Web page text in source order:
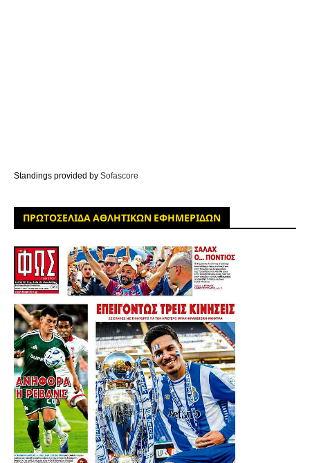
Standings provided by Sofascore
ΠΡΩΤΟΣΕΛΙΔΑ ΑΘΛΗΤΙΚΩΝ ΕΦΗΜΕΡΙΔΩΝ